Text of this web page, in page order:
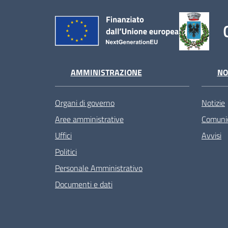
AMMINISTRAZIONE
Organi di governo
Aree amministrative
Uffici
Politici
Personale Amministrativo
Documenti e dati
Notizie
Avvisi